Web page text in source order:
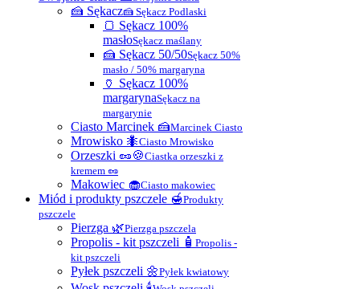
🍰 Sękacz🍰 Sękacz Podlaski
🍞 Sękacz 100%
masłoSękacz maślany
🍰 Sękacz 50/50Sękacz 50%
masło / 50% margaryna
🏺 Sękacz 100%
margarynaSękacz na
margarynie
Ciasto Marcinek 🍰Marcinek Ciasto
Mrowisko 🐜Ciasto Mrowisko
Orzeszki 🥜🍪Ciastka orzeszki z
kremem 🥜
Makowiec 🧁Ciasto makowiec
Miód i produkty pszczele 🍯Produkty
pszczele
Pierzga 🌿Pierzga pszczela
Propolis - kit pszczeli 🧴 Propolis -
kit pszczeli
Pyłek pszczeli 🌼Pyłek kwiatowy